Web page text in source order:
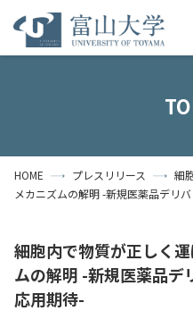
資料請求
受験生の方 地域
卒業生の方 在
HOME プレスリリース
細
メカニズムの解明 -新規医薬品デリ
細胞内で物質が正しく
ムの解明 -新規医薬品デ
応用期待-